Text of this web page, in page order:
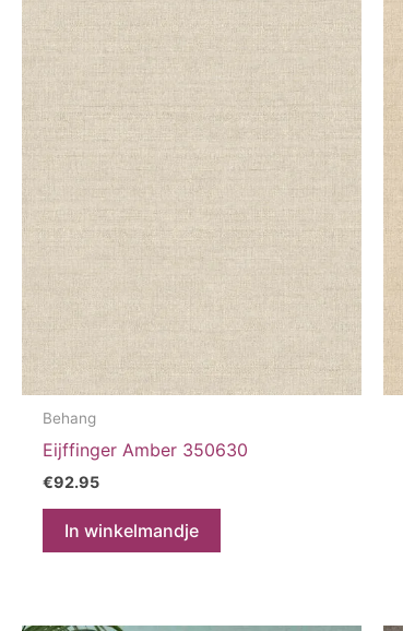
Behang
Eijffinger Amber 350630
€92.95
In winkelmandje